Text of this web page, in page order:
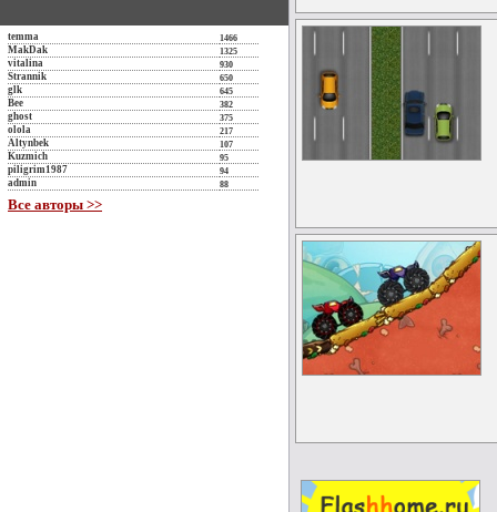
temma 1466
MakDak 1325
vitalina 930
Strannik 650
glk 645
Bee 382
ghost 375
olola 217
Altynbek 107
Kuzmich 95
piligrim1987 94
admin 88
Все авторы >>